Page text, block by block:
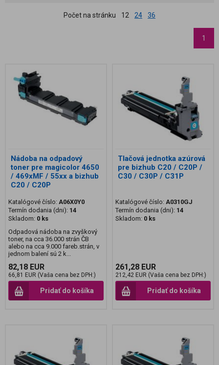
Počet na stránku 12 24 36
1
Nádoba na odpadový
toner pre magicolor 4650
/ 469xMF / 55xx a bizhub
C20 / C20P
Katalógové číslo: A06X0Y0
Termín dodania (dni): 14
Skladom: 0 ks
Odpadová nádoba na zvyškový
toner, na cca 36.000 strán ČB
alebo na cca 9.000 fareb.strán, v
jednom balení sú 2 k...
82,18 EUR
66,81 EUR (Vaša cena bez DPH:)
Pridať do košíka
Tlačová jednotka azúrová
pre bizhub C20 / C20P /
C30 / C30P / C31P
Katalógové číslo: A0310GJ
Termín dodania (dni): 14
Skladom: 0 ks
261,28 EUR
212,42 EUR (Vaša cena bez DPH:)
Pridať do košíka